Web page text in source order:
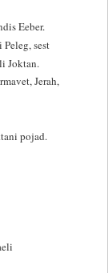
Eeber.
sest
Joktan.
Jerah,
pojad.